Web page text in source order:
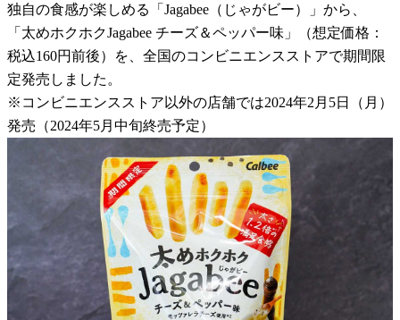
独自の食感が楽しめる「Jagabee（じゃがビー）」から、
「太めホクホクJagabee チーズ＆ペッパー味」（想定価格：
税込160円前後）を、全国のコンビニエンスストアで期間限
定発売しました。
※コンビニエンスストア以外の店舗では2024年2月5日（月）
発売（2024年5月中旬終売予定）